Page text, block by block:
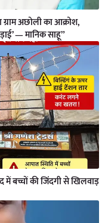
अछोली का आक्रोश,
— मानिक साहू”
में बच्चों की जिंदगी से खिलवाड़